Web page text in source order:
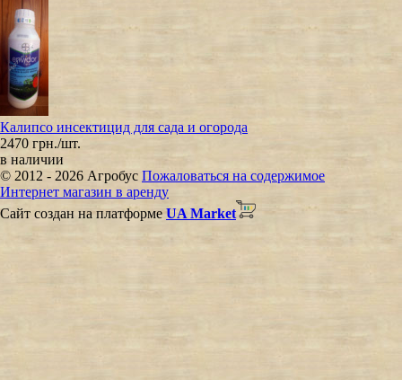
Калипсо инсектицид для сада и огорода
2470 грн./шт.
в наличии
© 2012 - 2026 Агробус Пожаловаться на содержимое
Интернет магазин в аренду
Сайт создан на платформеUA Market